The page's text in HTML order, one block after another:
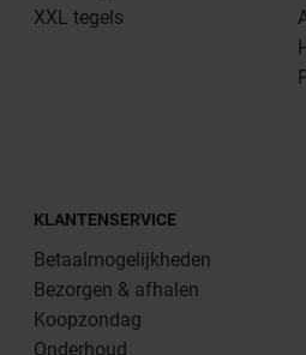
XXL tegels
KLANTENSERVICE
Betaalmogelijkheden
Bezorgen & afhalen
Koopzondag
Onderhoud